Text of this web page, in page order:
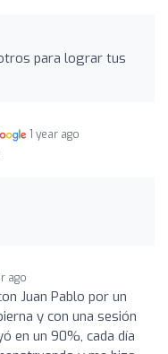
para lograr tus
1 year ago
ago
Juan Pablo por un
y con una sesión
en un 90%, cada día